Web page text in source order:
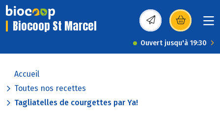
Biocoop St Marcel (s’ouvre dans une
Ouvert jusqu'à 19:30
Accueil
Toutes nos recettes
Tagliatelles de courgettes par Ya!